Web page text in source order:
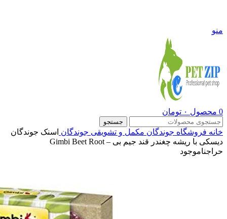
منو
0 محصول ۰ تومان
جستجو
خانه فروشگاه جوندگان مکمل و تشویقی جوندگان اسنک جوندگان
دیسکی با ریشه چغندر قند جیم بی – Gimbi Beet Root
حراجناموجود